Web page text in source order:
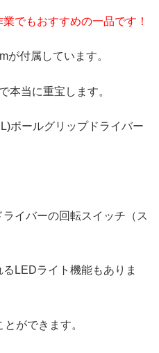
業でもおすすめの一品です！
が付属しています。
本当に重宝します。
ボールグリップドライバー
イバーの回転スイッチ（ス
LEDライト機能もありま
ができます。